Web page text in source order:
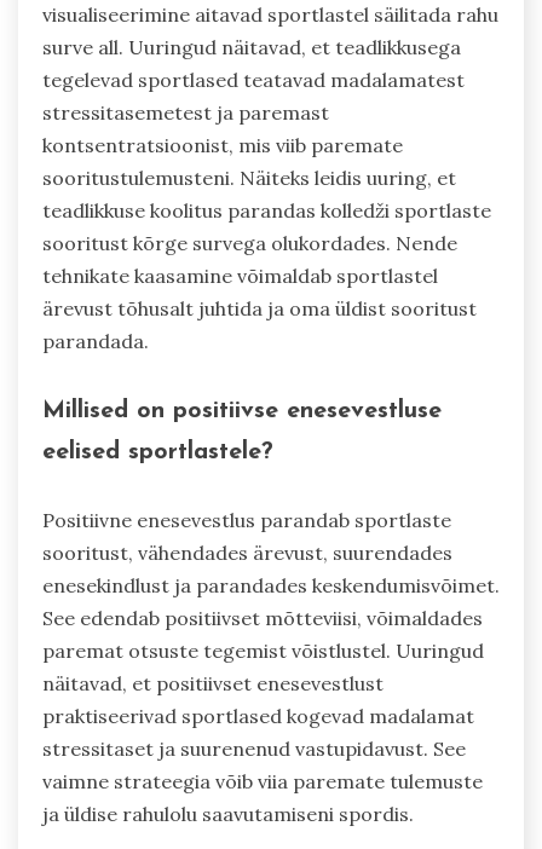
visualiseerimine aitavad sportlastel säilitada rahu
surve all. Uuringud näitavad, et teadlikkusega
tegelevad sportlased teatavad madalamatest
stressitasemetest ja paremast
kontsentratsioonist, mis viib paremate
sooritustulemusteni. Näiteks leidis uuring, et
teadlikkuse koolitus parandas kolledži sportlaste
sooritust kõrge survega olukordades. Nende
tehnikate kaasamine võimaldab sportlastel
ärevust tõhusalt juhtida ja oma üldist sooritust
parandada.
Millised on positiivse enesevestluse
eelised sportlastele?
Positiivne enesevestlus parandab sportlaste
sooritust, vähendades ärevust, suurendades
enesekindlust ja parandades keskendumisvõimet.
See edendab positiivset mõtteviisi, võimaldades
paremat otsuste tegemist võistlustel. Uuringud
näitavad, et positiivset enesevestlust
praktiseerivad sportlased kogevad madalamat
stressitaset ja suurenenud vastupidavust. See
vaimne strateegia võib viia paremate tulemuste
ja üldise rahulolu saavutamiseni spordis.